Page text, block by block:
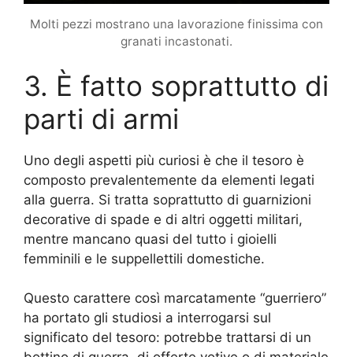
Molti pezzi mostrano una lavorazione finissima con
granati incastonati.
3. È fatto soprattutto di
parti di armi
Uno degli aspetti più curiosi è che il tesoro è
composto prevalentemente da elementi legati
alla guerra. Si tratta soprattutto di guarnizioni
decorative di spade e di altri oggetti militari,
mentre mancano quasi del tutto i gioielli
femminili e le suppellettili domestiche.
Questo carattere così marcatamente “guerriero”
ha portato gli studiosi a interrogarsi sul
significato del tesoro: potrebbe trattarsi di un